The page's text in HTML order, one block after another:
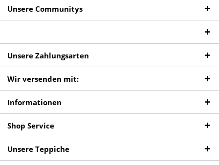
Unsere Communitys
Unsere Zahlungsarten
Wir versenden mit:
Informationen
Shop Service
Unsere Teppiche